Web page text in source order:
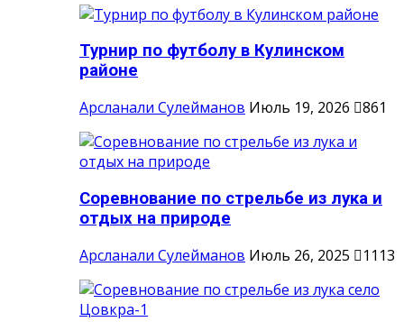
Турнир по футболу в Кулинском
районе
Арсланали Сулейманов Июль 19, 2026 861
Соревнование по стрельбе из лука и
отдых на природе
Арсланали Сулейманов Июль 26, 2025 1113